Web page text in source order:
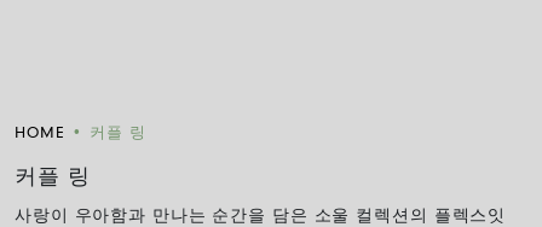
HOME • 커플 링
커플 링
사랑이 우아함과 만나는 순간을 담은 소울 컬렉션의 플렉스잇